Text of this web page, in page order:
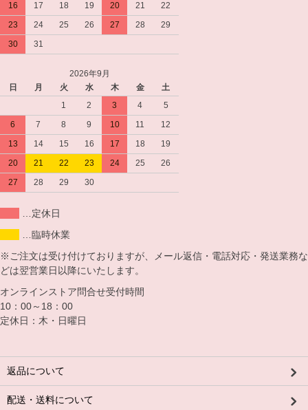
16
17 18 19 20 21
22
23
24 25 26 27 28
29
30
31
2026年9月
日
月 火 水 木 金
土
1
2 3 4
5
6
7 8 9 10 11
12
13
14 15 16 17 18
19
20
21 22 23 24 25
26
27
28 29 30
…定休日
…臨時休業
※ご注文は受け付けておりますが、メール返信・電話対応・発送業務な
どは翌営業日以降にいたします。
オンラインストア問合せ受付時間
10：00～18：00
定休日：木・日曜日
返品について
配送・送料について